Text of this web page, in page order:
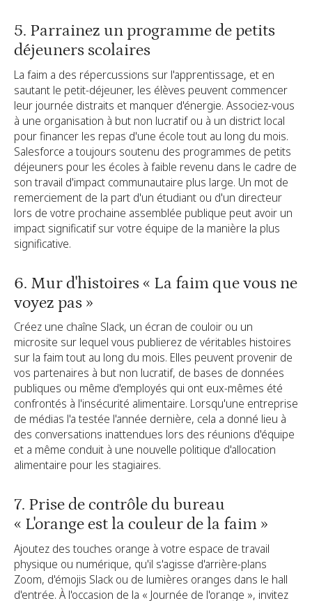
5. Parrainez un programme de petits
déjeuners scolaires
La faim a des répercussions sur l'apprentissage, et en
sautant le petit-déjeuner, les élèves peuvent commencer
leur journée distraits et manquer d'énergie. Associez-vous
à une organisation à but non lucratif ou à un district local
pour financer les repas d'une école tout au long du mois.
Salesforce a toujours soutenu des programmes de petits
déjeuners pour les écoles à faible revenu dans le cadre de
son travail d'impact communautaire plus large. Un mot de
remerciement de la part d'un étudiant ou d'un directeur
lors de votre prochaine assemblée publique peut avoir un
impact significatif sur votre équipe de la manière la plus
significative.
6. Mur d'histoires « La faim que vous ne
voyez pas »
Créez une chaîne Slack, un écran de couloir ou un
microsite sur lequel vous publierez de véritables histoires
sur la faim tout au long du mois. Elles peuvent provenir de
vos partenaires à but non lucratif, de bases de données
publiques ou même d'employés qui ont eux-mêmes été
confrontés à l'insécurité alimentaire. Lorsqu'une entreprise
de médias l'a testée l'année dernière, cela a donné lieu à
des conversations inattendues lors des réunions d'équipe
et a même conduit à une nouvelle politique d'allocation
alimentaire pour les stagiaires.
7. Prise de contrôle du bureau
« L'orange est la couleur de la faim »
Ajoutez des touches orange à votre espace de travail
physique ou numérique, qu'il s'agisse d'arrière-plans
Zoom, d'émojis Slack ou de lumières oranges dans le hall
d'entrée. À l'occasion de la « Journée de l'orange », invitez